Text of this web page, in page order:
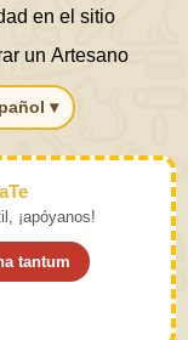
en el sitio
un Artesano
▾
¡apóyanos!
tantum